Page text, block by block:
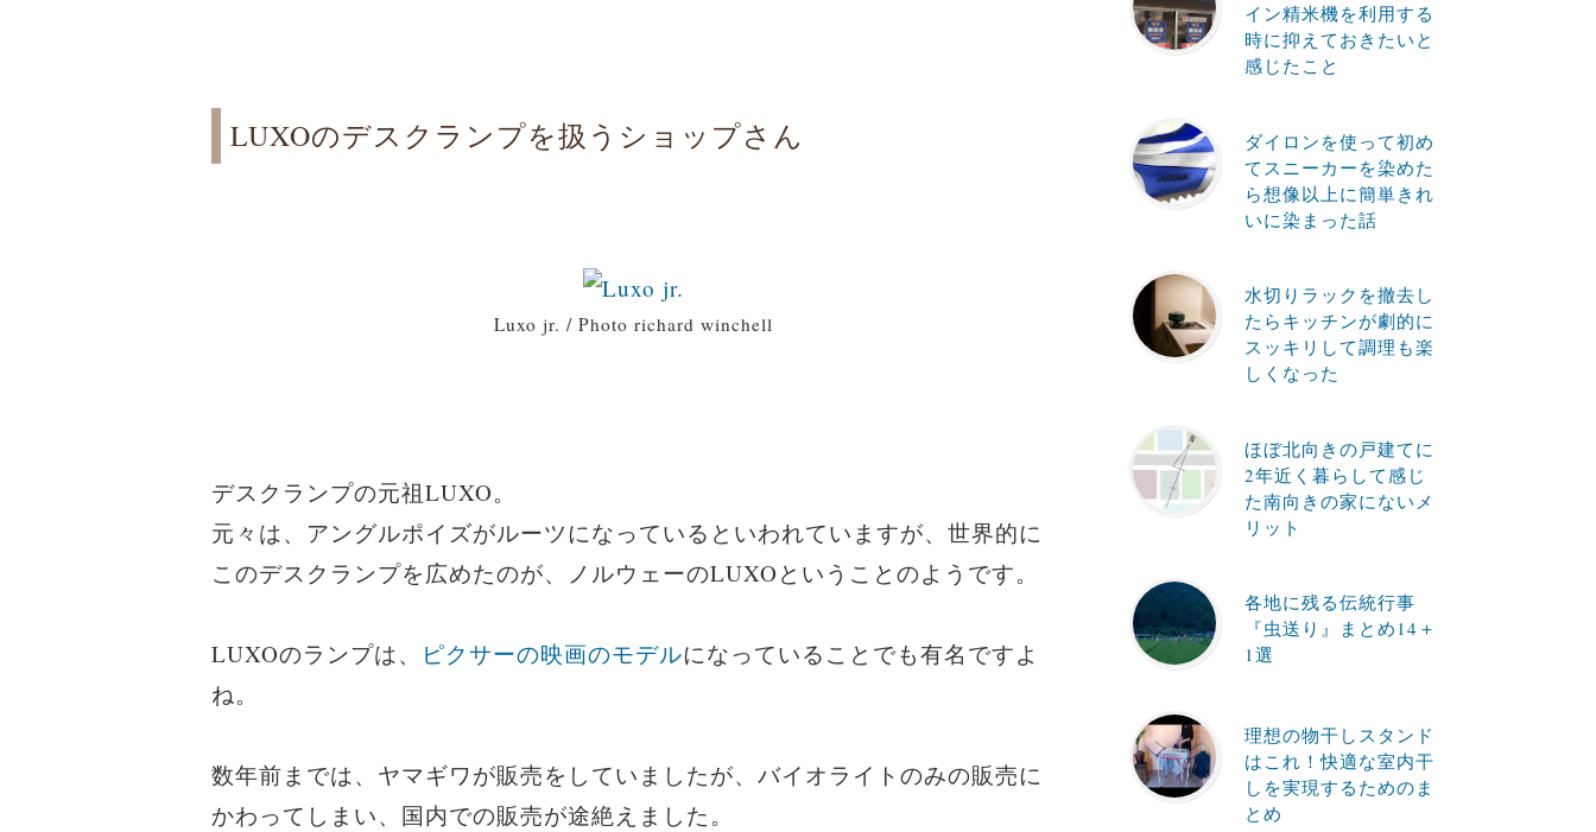
LUXOのデスクランプを扱うショップさん
Luxo jr. / Photo richard winchell
デスクランプの元祖LUXO。
元々は、アングルポイズがルーツになっているといわれていますが、世界的に
このデスクランプを広めたのが、ノルウェーのLUXOということのようです。
LUXOのランプは、 ピクサーの映画のモデルになっていることでも有名ですよ
ね。
数年前までは、ヤマギワが販売をしていましたが、バイオライトのみの販売に
かわってしまい、国内での販売が途絶えました。
イン精米機を利用する
時に抑えておきたいと
感じたこと
ダイロンを使って初め
てスニーカーを染めた
ら想像以上に簡単きれ
いに染まった話
水切りラックを撤去し
たらキッチンが劇的に
スッキリして調理も楽
しくなった
ほぼ北向きの戸建てに
2年近く暮らして感じ
た南向きの家にないメ
リット
各地に残る伝統行事
『虫送り』まとめ14＋
1選
理想の物干しスタンド
はこれ！快適な室内干
しを実現するためのま
とめ